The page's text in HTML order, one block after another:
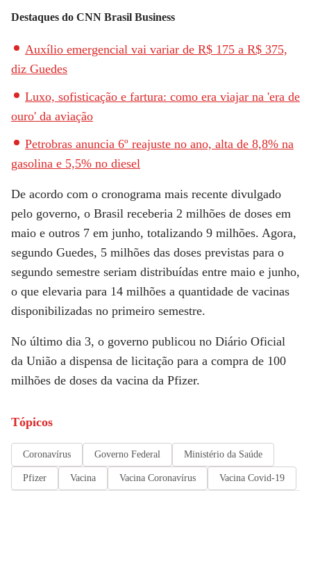
Destaques do CNN Brasil Business
Auxílio emergencial vai variar de R$ 175 a R$ 375,
diz Guedes
Luxo, sofisticação e fartura: como era viajar na 'era de
ouro' da aviação
Petrobras anuncia 6º reajuste no ano, alta de 8,8% na
gasolina e 5,5% no diesel
De acordo com o cronograma mais recente divulgado
pelo governo, o Brasil receberia 2 milhões de doses em
maio e outros 7 em junho, totalizando 9 milhões. Agora,
segundo Guedes, 5 milhões das doses previstas para o
segundo semestre seriam distribuídas entre maio e junho,
o que elevaria para 14 milhões a quantidade de vacinas
disponibilizadas no primeiro semestre.
No último dia 3, o governo publicou no Diário Oficial
da União a dispensa de licitação para a compra de 100
milhões de doses da vacina da Pfizer.
Tópicos
Coronavírus Governo Federal Ministério da Saúde
Pfizer Vacina Vacina Coronavírus Vacina Covid-19